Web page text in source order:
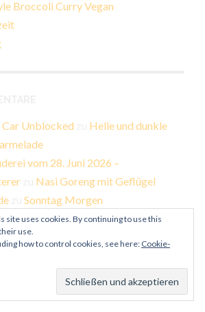
Broccoli Curry Vegan
Car Unblocked
Helle und dunkle
vom 28. Juni 2026 –
Nasi Goreng mit Geflügel
zuSonntag Morgen
you adopt wenda?zuGeräucherte
Backkartoffeln
you adopt wenda?
site uses cookies. By continuing to use this
use.
how to control cookies, see here: Cookie-